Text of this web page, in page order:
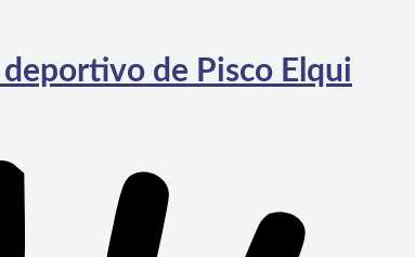
de Pisco Elqui